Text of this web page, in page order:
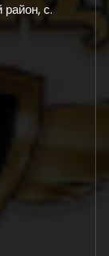
с.